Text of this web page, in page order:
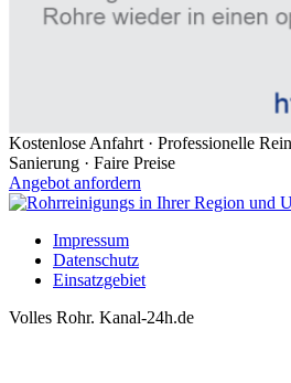
Kostenlose Anfahrt · Professionelle
Sanierung · Faire Preise
Angebot anfordern
Impressum
Datenschutz
Einsatzgebiet
Volles Rohr. Kanal-24h.de